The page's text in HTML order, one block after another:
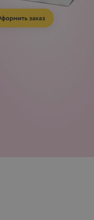
191700409
улица Толбухина, 2,